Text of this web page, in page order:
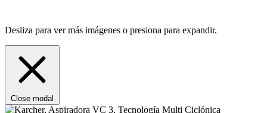
Desliza para ver más imágenes o presiona para expandir.
Close modal